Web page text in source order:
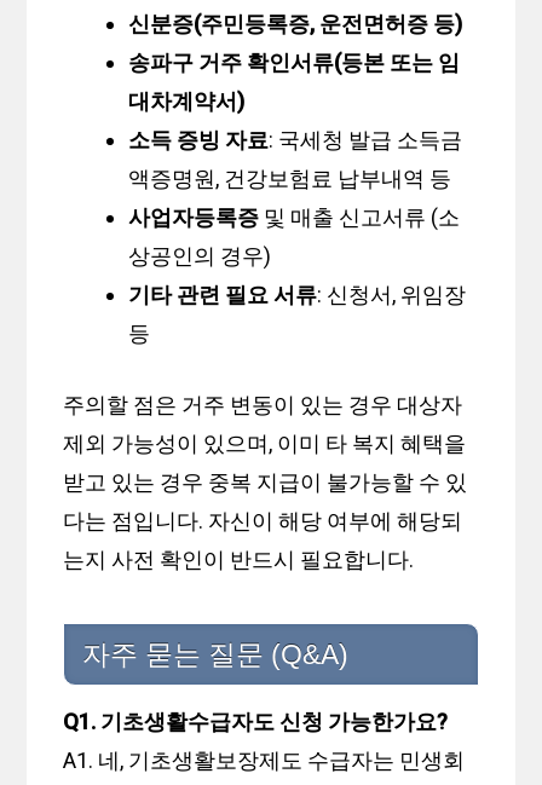
신분증(주민등록증, 운전면허증 등)
송파구 거주 확인서류(등본 또는 임
대차계약서)
소득 증빙 자료: 국세청 발급 소득금
액증명원, 건강보험료 납부내역 등
사업자등록증 및 매출 신고서류 (소
상공인의 경우)
기타 관련 필요 서류: 신청서, 위임장
등
주의할 점은 거주 변동이 있는 경우 대상자
제외 가능성이 있으며, 이미 타 복지 혜택을
받고 있는 경우 중복 지급이 불가능할 수 있
다는 점입니다. 자신이 해당 여부에 해당되
는지 사전 확인이 반드시 필요합니다.
자주 묻는 질문 (Q&A)
Q1. 기초생활수급자도 신청 가능한가요?
A1. 네, 기초생활보장제도 수급자는 민생회